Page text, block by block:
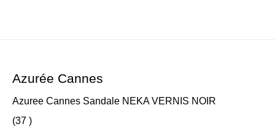
Azurée Cannes
Azuree Cannes Sandale NEKA VERNIS NOIR
(37 )